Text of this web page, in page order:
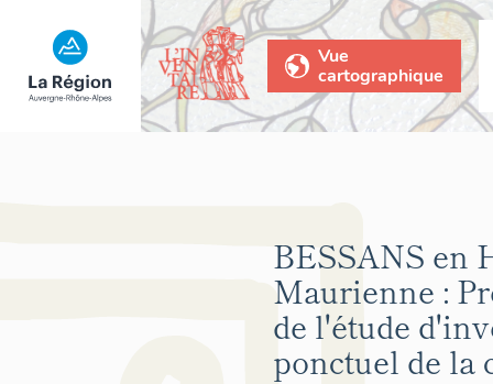
Vue
cartographique
BESSANS en
Maurienne :
de l'étude
ponctuel de la